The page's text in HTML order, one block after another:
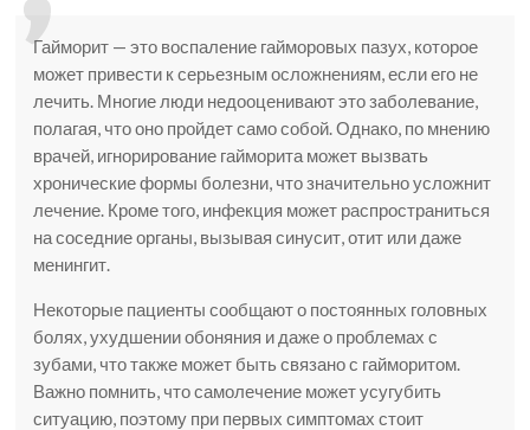
Гайморит — это воспаление гайморовых пазух, которое
может привести к серьезным осложнениям, если его не
лечить. Многие люди недооценивают это заболевание,
полагая, что оно пройдет само собой. Однако, по мнению
врачей, игнорирование гайморита может вызвать
хронические формы болезни, что значительно усложнит
лечение. Кроме того, инфекция может распространиться
на соседние органы, вызывая синусит, отит или даже
менингит.
Некоторые пациенты сообщают о постоянных головных
болях, ухудшении обоняния и даже о проблемах с
зубами, что также может быть связано с гайморитом.
Важно помнить, что самолечение может усугубить
ситуацию, поэтому при первых симптомах стоит